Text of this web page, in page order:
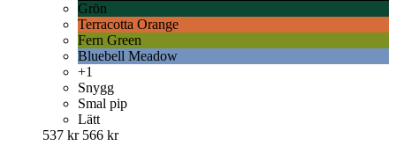
Grön
Terracotta Orange
Fern Green
Bluebell Meadow
+1
Snygg
Smal pip
Lätt
537 kr 566 kr